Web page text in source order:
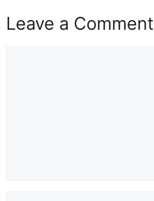
Leave a Comment